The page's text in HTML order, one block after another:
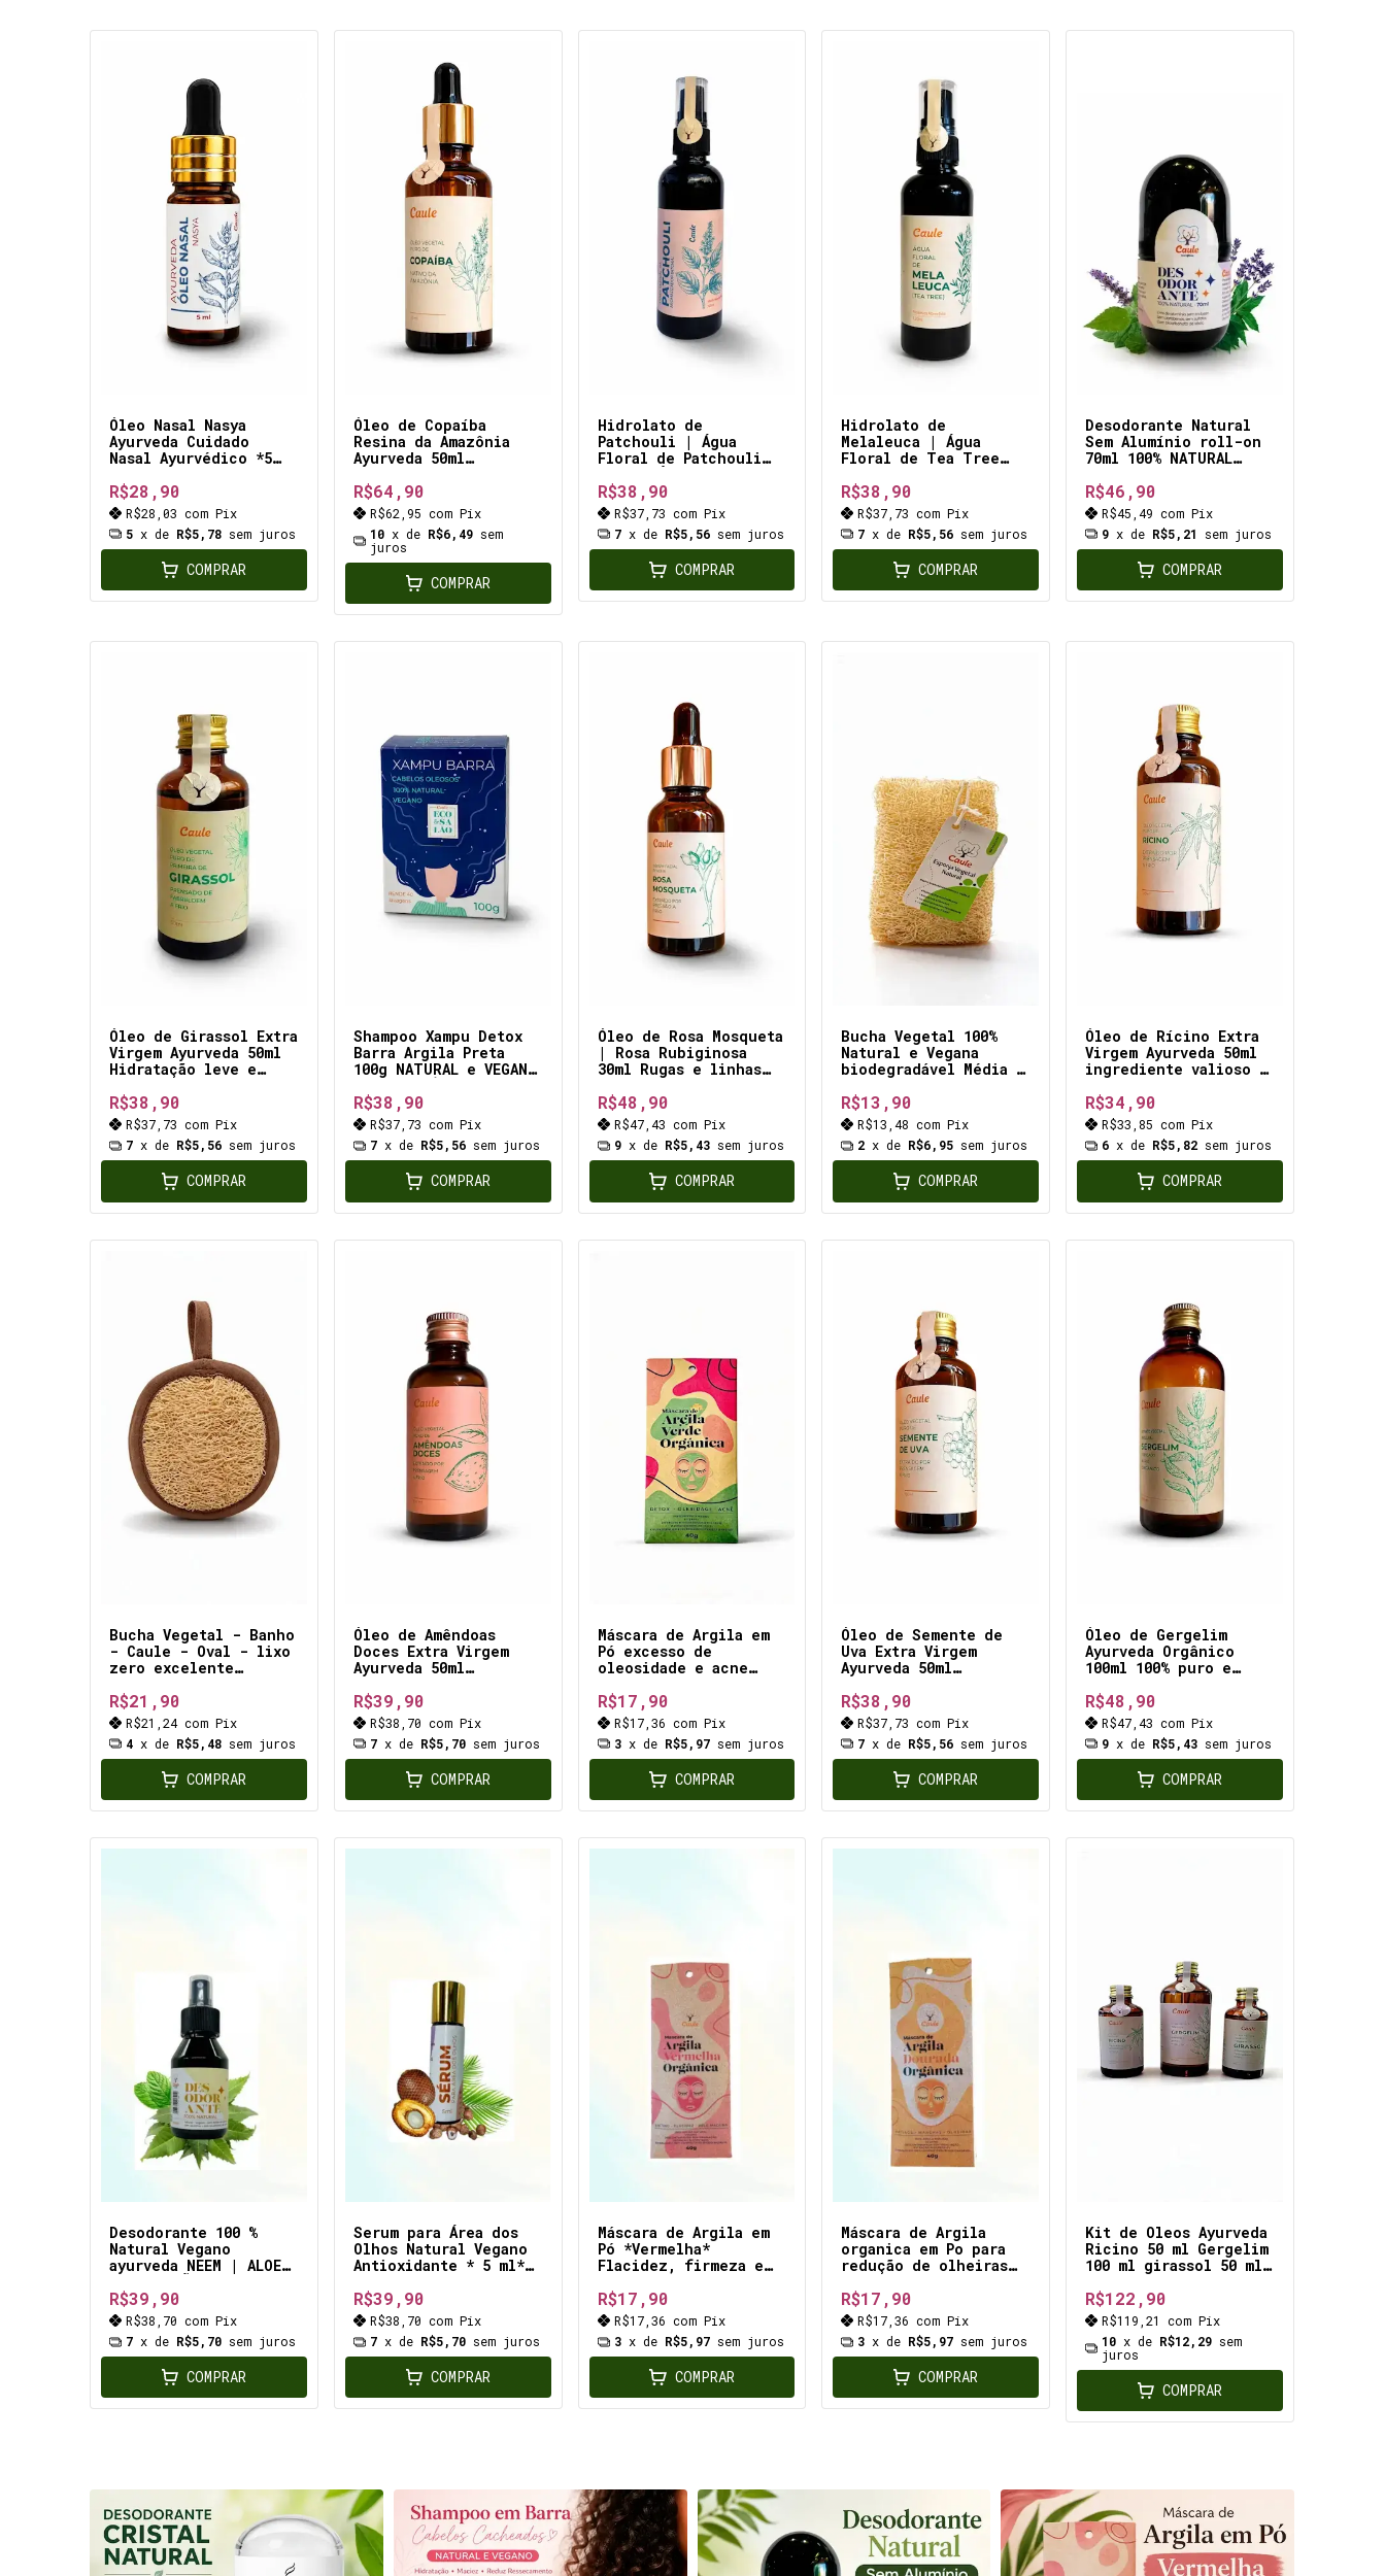
Óleo Nasal Nasya
Ayurveda Cuidado
Nasal Ayurvédico *5
nasal, hidrata
R$28,90
R$28,03 com Pix
5 x de R$5,78 sem juros
COMPRAR
Óleo de Copaíba
Resina da Amazônia
Ayurveda 50ml
analgésico,
cicatrizante,
antibiótico,
antisséptico,
expectorante
R$64,90
R$62,95 com Pix
10 x de R$6,49 sem
juros
COMPRAR
Hidrolato de
Patchouli | Água
Floral de Patchouli
REVITALIZANTE natural
para os cabelos e
pele SENSÍVEIS
R$38,90
R$37,73 com Pix
7 x de R$5,56 sem juros
COMPRAR
Hidrolato de
Melaleuca | Água
Floral de Tea Tree
oleosos. Diminui ACNE
oleosidade, alivia
DERMATITE. Tratamento
pra CASPA
R$38,90
R$37,73com Pix
7 x de R$5,56 sem juros
COMPRAR
Desodorante Natural
Sem Alumínio roll-on
70ml 100% NATURAL
ação BACTERICIDA e
REVITALIZANTE
R$46,90
R$45,49com Pix
9 x de R$5,21 sem juros
COMPRAR
Óleo de Girassol Extra
Virgem Ayurveda 50ml
Hidratação leve e
nutridos e brilhantes
R$38,90
R$37,73 com Pix
7 x de R$5,56 sem juros
COMPRAR
Shampoo Xampu Detox
Barra Argila Preta
100g NATURAL e VEGANO
R$38,90
R$37,73 com Pix
7 x de R$5,56 sem juros
COMPRAR
Óleo de Rosa Mosqueta
| Rosa Rubiginosa
30ml Rugas e linhas
o envelhecimento
precoce da pele
R$48,90
R$47,43 com Pix
9 x de R$5,43 sem juros
COMPRAR
Bucha Vegetal 100%
Natural e Vegana
biodegradável Média (
R$13,90
R$13,48com Pix
2 x de R$6,95 sem juros
COMPRAR
Óleo de Rícino Extra
Virgem Ayurveda 50ml
ingrediente valioso e
tratamentos naturais
R$34,90
R$33,85com Pix
6 x de R$5,82 sem juros
COMPRAR
Bucha Vegetal - Banho
- Caule - Oval - lixo
zero excelente
R$21,90
R$21,24 com Pix
4 x de R$5,48 sem juros
COMPRAR
Óleo de Amêndoas
Doces Extra Virgem
Ayurveda 50ml
cabelos peles mais
secas, ressecadas ou
rachadas
R$39,90
R$38,70 com Pix
7 x de R$5,70 sem juros
COMPRAR
Máscara de Argila em
Pó excesso de
oleosidade e acne
R$17,90
R$17,36 com Pix
3 x de R$5,97 sem juros
COMPRAR
Óleo de Semente de
Uva Extra Virgem
Ayurveda 50ml
inflamatório,
antimicrobiana,
cicatrizante,
hidratante
R$38,90
R$37,73com Pix
7 x de R$5,56 sem juros
COMPRAR
Óleo de Gergelim
Ayurveda Orgânico
100ml 100% puro e
certificado e vegano
R$48,90
R$47,43com Pix
9 x de R$5,43 sem juros
COMPRAR
Desodorante 100 %
Natural Vegano
ayurveda NEEM | ALOE
alumínio, sem
fragrância para
ADOLESCENTES e
ESPORTISTAS
R$39,90
R$38,70 com Pix
7 x de R$5,70 sem juros
COMPRAR
Serum para Área dos
Olhos Natural Vegano
Antioxidante * 5 ml*
pele do rosto, em
especial a área dos
olhos
R$39,90
R$38,70 com Pix
7 x de R$5,70 sem juros
COMPRAR
Máscara de Argila em
Pó *Vermelha*
Flacidez, firmeza e
R$17,90
R$17,36 com Pix
3 x de R$5,97 sem juros
COMPRAR
Máscara de Argila
organica em Po para
redução de olheiras
R$17,90
R$17,36com Pix
3 x de R$5,97 sem juros
COMPRAR
Kit de Oleos Ayurveda
Ricino 50 ml Gergelim
100 ml girassol 50 ml
tratamentos naturais
R$122,90
R$119,21com Pix
10 x de R$12,29 sem
juros
COMPRAR